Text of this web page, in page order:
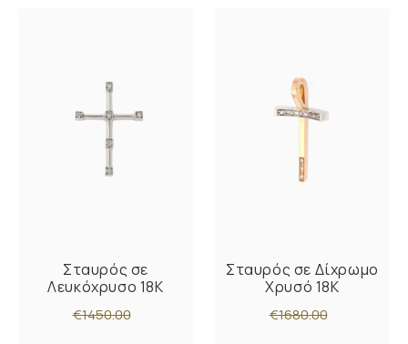
Σταυρός σε
Λευκόχρυσο 18K
€1450.00
Σταυρός σε Δίχρωμο
Χρυσό 18K
€1680.00